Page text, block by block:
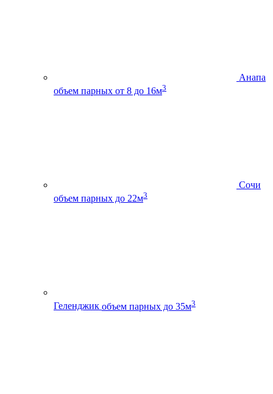
Анапа
объем парных от 8 до 16м3
Сочи
объем парных до 22м3
Геленджик объем парных до 35м3